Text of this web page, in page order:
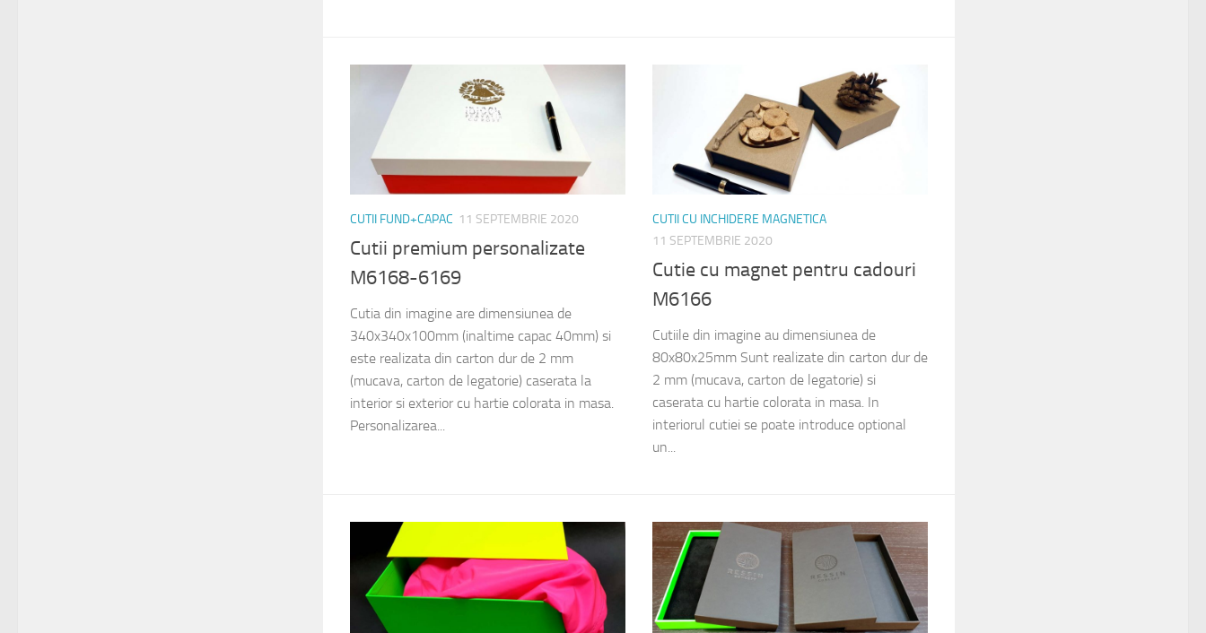
CUTII FUND+CAPAC 11 SEPTEMBRIE 2020
Cutii premium personalizate
M6168-6169
Cutia din imagine are dimensiunea de
340x340x100mm (inaltime capac 40mm) si
este realizata din carton dur de 2 mm
(mucava, carton de legatorie) caserata la
interior si exterior cu hartie colorata in masa.
Personalizarea...
CUTII CU INCHIDERE MAGNETICA
11 SEPTEMBRIE 2020
Cutie cu magnet pentru cadouri
M6166
Cutiile din imagine au dimensiunea de
80x80x25mm Sunt realizate din carton dur de
2 mm (mucava, carton de legatorie) si
caserata cu hartie colorata in masa. In
interiorul cutiei se poate introduce optional
un...